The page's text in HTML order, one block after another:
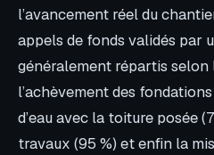
l’avancement réel du
appels de fonds validés par
généralement répartis selon
l’achèvement des
d’eau avec la toiture posée
travaux (95 %) et enfin la